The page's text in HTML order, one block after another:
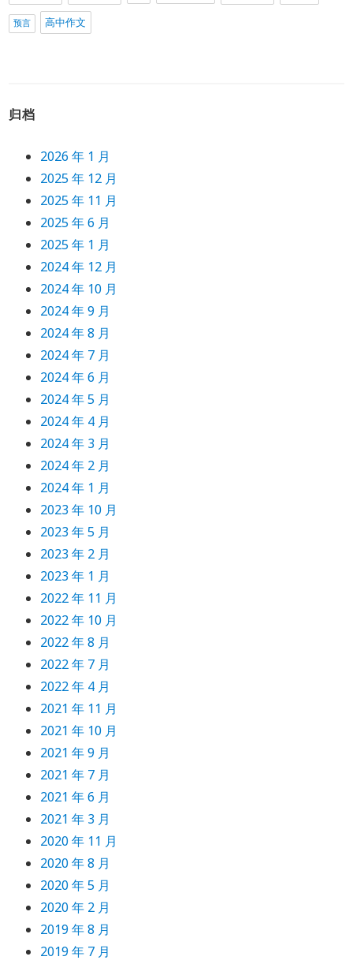
预言 高中作文
归档
2026 年 1 月
2025 年 12 月
2025 年 11 月
2025 年 6 月
2025 年 1 月
2024 年 12 月
2024 年 10 月
2024 年 9 月
2024 年 8 月
2024 年 7 月
2024 年 6 月
2024 年 5 月
2024 年 4 月
2024 年 3 月
2024 年 2 月
2024 年 1 月
2023 年 10 月
2023 年 5 月
2023 年 2 月
2023 年 1 月
2022 年 11 月
2022 年 10 月
2022 年 8 月
2022 年 7 月
2022 年 4 月
2021 年 11 月
2021 年 10 月
2021 年 9 月
2021 年 7 月
2021 年 6 月
2021 年 3 月
2020 年 11 月
2020 年 8 月
2020 年 5 月
2020 年 2 月
2019 年 8 月
2019 年 7 月